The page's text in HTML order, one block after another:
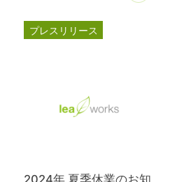
プレスリリース
2024年 夏季休業のお知